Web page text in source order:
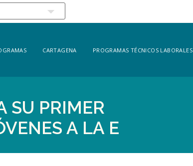
CARTAGENA PROGRAMAS TÉCNICOS LABORALES
SU PRIMER
A LA E